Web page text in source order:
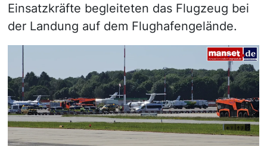
Einsatzkräfte begleiteten das Flugzeug bei
der Landung auf dem Flughafengelände.